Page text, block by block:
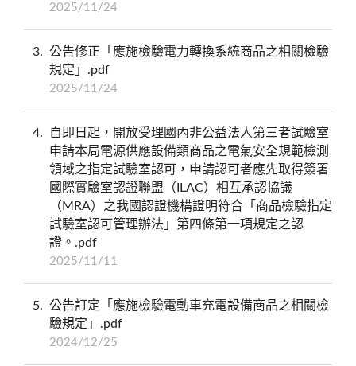
2025/11/24
3
公告修正「應施檢驗電力轉換系統商品之相關檢驗
規定」.pdf
2025/11/24
4
自即日起，開放受理國內非公益法人第三者試驗室
申請本局電源供應設備類商品之電氣安全規範檢測
領域之指定試驗室認可，申請認可者應先取得簽署
國際實驗室認證聯盟（ILAC）相互承認協議
（MRA）之我國認證機構證明符合「商品檢驗指定
試驗室認可管理辦法」第四條第一項規定之認
證。.pdf
2025/11/11
5
公告訂定「應施檢驗電動車充電設備商品之相關檢
驗規定」.pdf
2024/12/25